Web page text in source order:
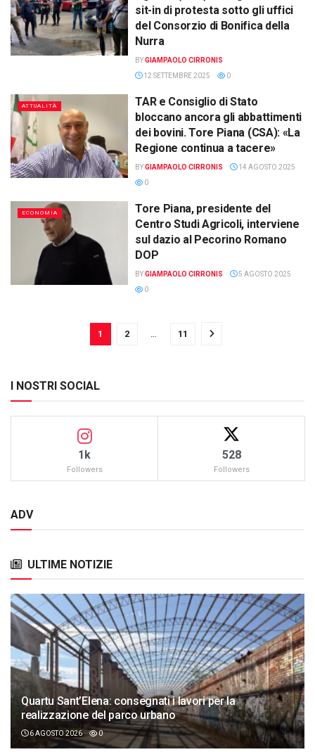
sit-in di protesta sotto gli uffici
del Consorzio di Bonifica della
Nurra
BYGIAMPAOLO CIRRONIS
12 SETTEMBRE 2025
0
ATTUALITÀ
TAR e Consiglio di Stato
bloccano ancora gli abbattimenti
dei bovini. Tore Piana (CSA): «La
Regione continua a tacere»
BYGIAMPAOLO CIRRONIS
14 AGOSTO 2025
0
ECONOMIA
Tore Piana, presidente del
Centro Studi Agricoli, interviene
sul dazio al Pecorino Romano
DOP
BYGIAMPAOLO CIRRONIS
5 AGOSTO 2025
0
1 2 11
I NOSTRI SOCIAL
1k
Followers
528
Followers
ADV
ULTIME NOTIZIE
Quartu Sant’Elena: consegnati i lavori per la
realizzazione del parco urbano
6 AGOSTO 2026 0